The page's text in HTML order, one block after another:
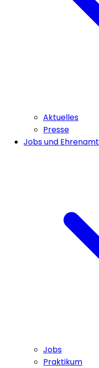
Aktuelles
Presse
Jobs und Ehrenamt
Jobs
Praktikum